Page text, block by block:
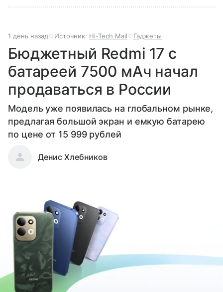
1 день назад Источник: Hi-Tech Mail Гаджеты
Бюджетный Redmi 17 с
батареей 7500 мАч начал
продаваться в России
Модель уже появилась на глобальном рынке,
предлагая большой экран и емкую батарею
по цене от 15 999 рублей
Денис Хлебников